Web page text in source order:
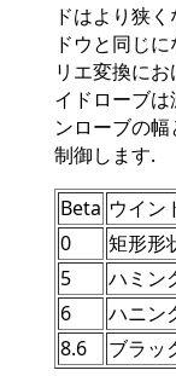
ドはより狭
ドウと同じ
リエ変換に
イドローブ
ンローブの
制御します.
Beta ウイン
0
矩形形
5
ハミン
6
ハニン
8.6
ブラッ